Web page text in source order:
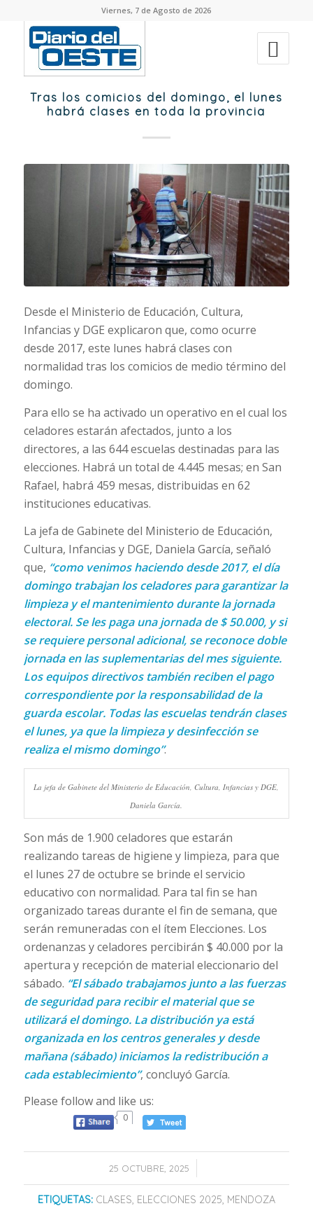
Viernes, 7 de Agosto de 2026
Tras los comicios del domingo, el lunes
habrá clases en toda la provincia
Desde el Ministerio de Educación, Cultura,
Infancias y DGE explicaron que, como ocurre
desde 2017, este lunes habrá clases con
normalidad tras los comicios de medio término del
domingo.
Para ello se ha activado un operativo en el cual los
celadores estarán afectados, junto a los
directores, a las 644 escuelas destinadas para las
elecciones. Habrá un total de 4.445 mesas; en San
Rafael, habrá 459 mesas, distribuidas en 62
instituciones educativas.
La jefa de Gabinete del Ministerio de Educación,
Cultura, Infancias y DGE, Daniela García, señaló
que, “como venimos haciendo desde 2017, el día
domingo trabajan los celadores para garantizar la
limpieza y el mantenimiento durante la jornada
electoral. Se les paga una jornada de $ 50.000, y si
se requiere personal adicional, se reconoce doble
jornada en las suplementarias del mes siguiente.
Los equipos directivos también reciben el pago
correspondiente por la responsabilidad de la
guarda escolar. Todas las escuelas tendrán clases
el lunes, ya que la limpieza y desinfección se
realiza el mismo domingo”.
La jefa de Gabinete del Ministerio de Educación, Cultura, Infancias y DGE,
Daniela García.
Son más de 1.900 celadores que estarán
realizando tareas de higiene y limpieza, para que
el lunes 27 de octubre se brinde el servicio
educativo con normalidad. Para tal fin se han
organizado tareas durante el fin de semana, que
serán remuneradas con el ítem Elecciones. Los
ordenanzas y celadores percibirán $ 40.000 por la
apertura y recepción de material eleccionario del
sábado. “El sábado trabajamos junto a las fuerzas
de seguridad para recibir el material que se
utilizará el domingo. La distribución ya está
organizada en los centros generales y desde
mañana (sábado) iniciamos la redistribución a
cada establecimiento”, concluyó García.
Please follow and like us:
0
25 OCTUBRE, 2025
/
ETIQUETAS: CLASES, ELECCIONES 2025, MENDOZA